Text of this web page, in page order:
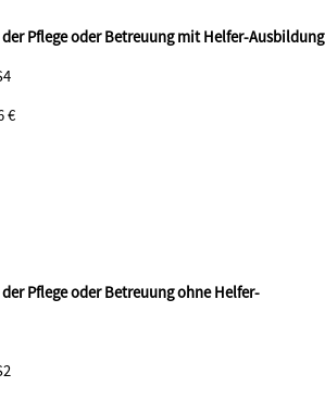
Pflege oder Betreuung mit Helfer-Ausbildung
€
Pflege oder Betreuung ohne Helfer-